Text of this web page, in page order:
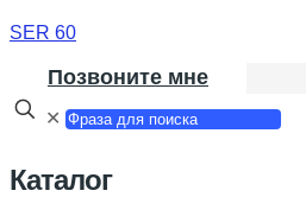
Позвоните мне
✕
Каталог